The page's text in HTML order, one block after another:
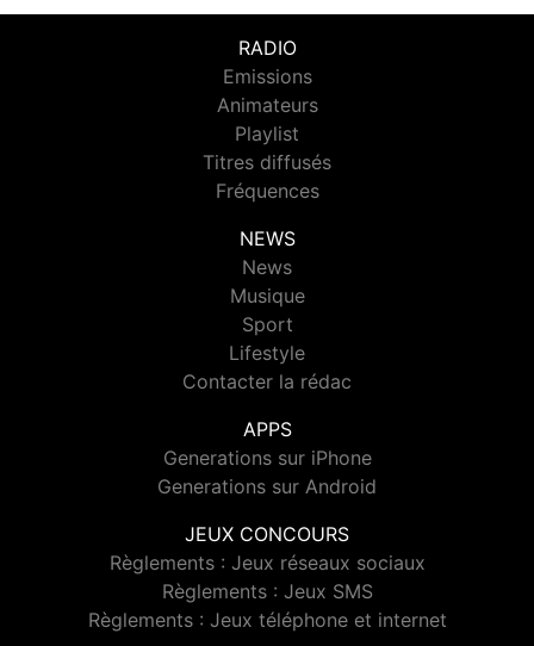
RADIO
Emissions
Animateurs
Playlist
Titres diffusés
Fréquences
NEWS
News
Musique
Sport
Lifestyle
Contacter la rédac
APPS
Generations sur iPhone
Generations sur Android
JEUX CONCOURS
Règlements : Jeux réseaux sociaux
Règlements : Jeux SMS
Règlements : Jeux téléphone et internet